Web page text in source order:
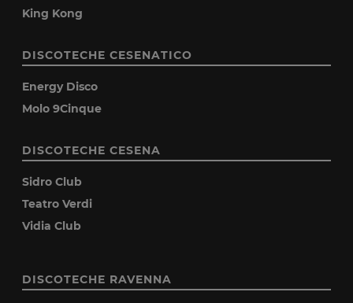
King Kong
DISCOTECHE CESENATICO
Energy Disco
Molo 9Cinque
DISCOTECHE CESENA
Sidro Club
Teatro Verdi
Vidia Club
DISCOTECHE RAVENNA